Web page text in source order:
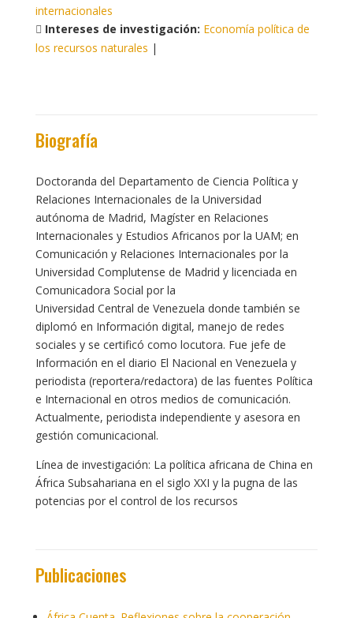
internacionales
Intereses de investigación: Economía política de
los recursos naturales |
Biografía
Doctoranda del Departamento de Ciencia Política y
Relaciones Internacionales de la Universidad
autónoma de Madrid, Magíster en Relaciones
Internacionales y Estudios Africanos por la UAM; en
Comunicación y Relaciones Internacionales por la
Universidad Complutense de Madrid y licenciada en
Comunicadora Social por la
Universidad Central de Venezuela donde también se
diplomó en Información digital, manejo de redes
sociales y se certificó como locutora. Fue jefe de
Información en el diario El Nacional en Venezuela y
periodista (reportera/redactora) de las fuentes Política
e Internacional en otros medios de comunicación.
Actualmente, periodista independiente y asesora en
gestión comunicacional.
Línea de investigación: La política africana de China en
África Subsahariana en el siglo XXI y la pugna de las
potencias por el control de los recursos
Publicaciones